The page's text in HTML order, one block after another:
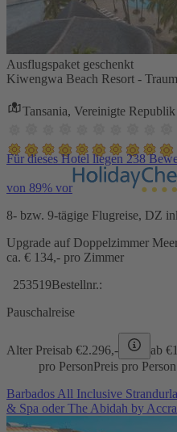
Ausflugspaket geschenkt
Kiwengwa Beach Resort -
Tansania, Vereinigte
Für dieses Hotel liegen 238
von 89% vor
8- bzw. 9-tägige Flugreise, DZ
Upgrade auf Doppelzimmer
ca. € 134,- pro Zimmer
253519Bestellnr.:
Pauschalreise
Alter Preisab €2.296,- ab €
pro PersonPreis pro Person
Barbados All Inclusive
& Spa oder The Abidah by Accra